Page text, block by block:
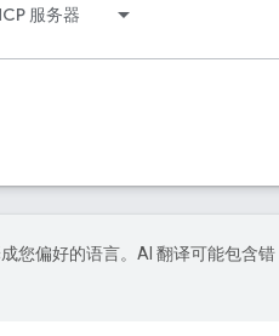
服务器
您偏好的语言。AI 翻译可能包含错